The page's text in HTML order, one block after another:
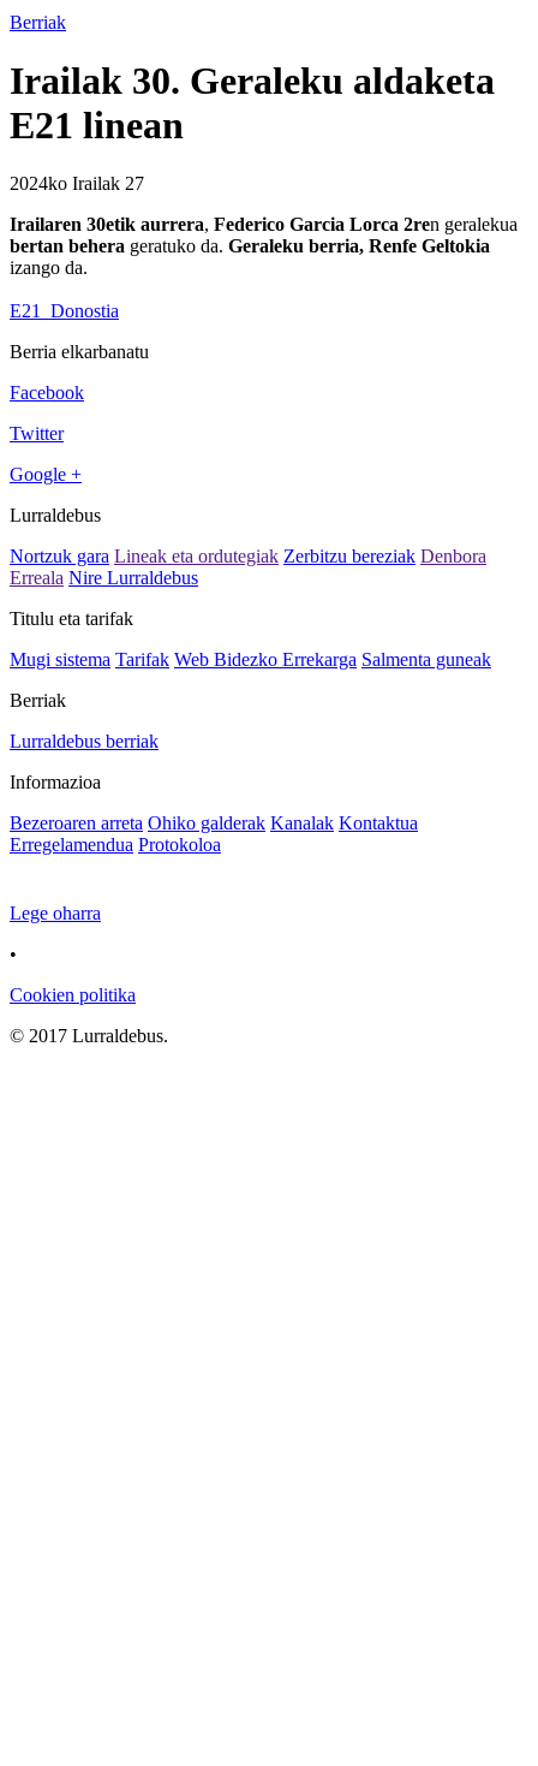
Berriak
Irailak 30. Geraleku aldaketa
E21 linean
2024ko Irailak 27
Irailaren 30etik aurrera, Federico Garcia Lorca 2ren geralekua
bertan behera geratuko da. Geraleku berria, Renfe Geltokia
izango da.
E21_Donostia
Berria elkarbanatu
Facebook
Twitter
Google +
Lurraldebus
Nortzuk gara Lineak eta ordutegiak Zerbitzu bereziak Denbora
Erreala Nire Lurraldebus
Titulu eta tarifak
Mugi sistema Tarifak Web Bidezko Errekarga Salmenta guneak
Berriak
Lurraldebus berriak
Informazioa
Bezeroaren arreta Ohiko galderak Kanalak Kontaktua
Erregelamendua Protokoloa
Lege oharra
•
Cookien politika
© 2017 Lurraldebus.